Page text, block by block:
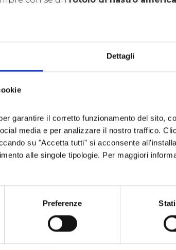
Dettagli
garantire il corretto funzionamento del sito,
media e per analizzare il nostro traffico.
su "Accetta tutti" si acconsente
alle singole tipologie. Per maggiori
Preferenze
durante la giornata in montagna.